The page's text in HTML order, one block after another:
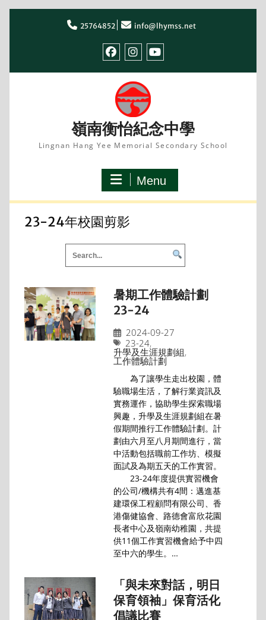
25764852 info@lhymss.net
嶺南衡怡紀念中學
Lingnan Hang Yee Memorial Secondary School
Menu
23-24年校園剪影
暑期工作體驗計劃
23-24
2024-09-27
23-24,
升學及生涯規劃組,
工作體驗計劃
為了讓學生走出校園，體
驗職場生活，了解行業資訊及
實務運作，協助學生探索職場
興趣，升學及生涯規劃組在暑
假期間推行工作體驗計劃。計
劃由六月至八月期間進行，當
中活動包括職前工作坊、模擬
面試及為期五天的工作實習。
23-24年度提供實習機會
的公司/機構共有4間：邁進基
建環保工程顧問有限公司、香
港傷健協會、路德會富欣花園
長者中心及嶺南幼稚園，共提
供11個工作實習機會給予中四
至中六的學生。…
「與未來對話，明日
保育領袖」保育活化
倡議比賽